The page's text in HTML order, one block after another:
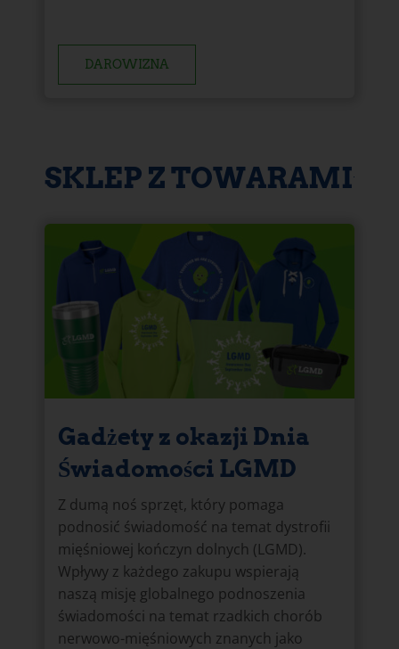
DAROWIZNA
SKLEP Z TOWARAMI
Gadżety z okazji Dnia
Świadomości LGMD
Z dumą noś sprzęt, który pomaga
podnosić świadomość na temat dystrofii
mięśniowej kończyn dolnych (LGMD).
Wpływy z każdego zakupu wspierają
naszą misję globalnego podnoszenia
świadomości na temat rzadkich chorób
nerwowo-mięśniowych znanych jako